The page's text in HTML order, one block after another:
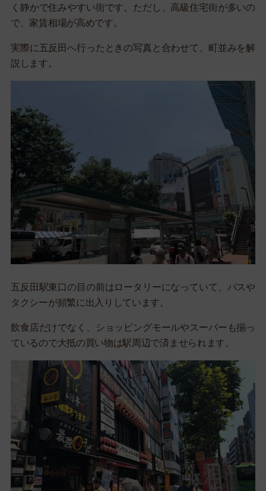
く静かで住みやすい街です。ただし、高級住宅街が多いの
で、家賃相場が高めです。
実際に五反田へ行ったときの写真と合わせて、町並みを解
説します。
五反田駅東口の目の前はロータリーになっていて、バスや
タクシーが頻繁に出入りしています。
飲食店だけでなく、ショッピングモールやスーパーも揃っ
ているので大抵の買い物は駅周辺で済ませられます。